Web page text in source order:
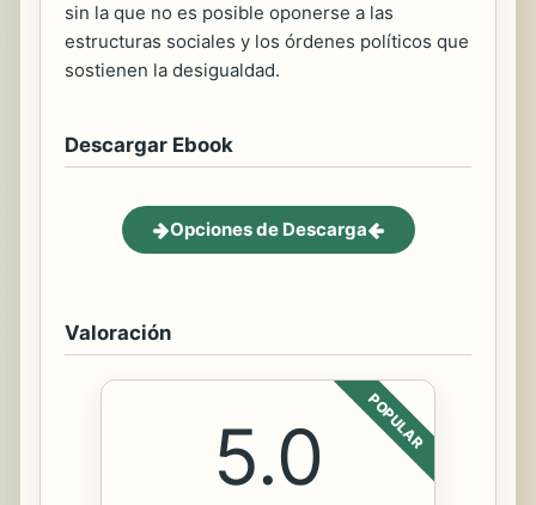
sin la que no es posible oponerse a las
estructuras sociales y los órdenes políticos que
sostienen la desigualdad.
Descargar Ebook
Opciones de Descarga
Valoración
POPULAR
5.0